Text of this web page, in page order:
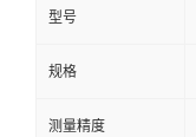
型号
规格
测量精度